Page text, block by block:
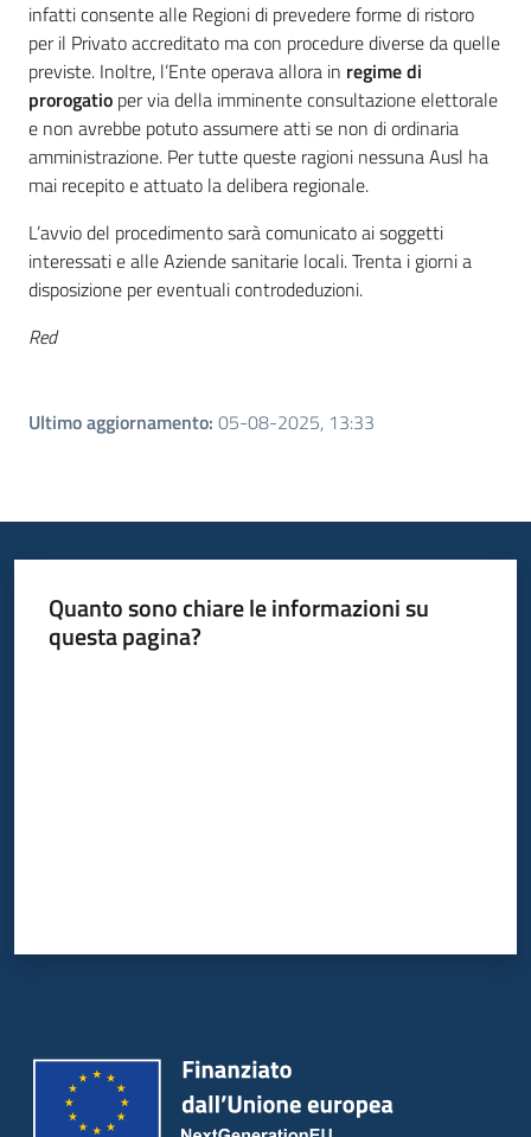
infatti consente alle Regioni di prevedere forme di ristoro
per il Privato accreditato ma con procedure diverse da quelle
previste. Inoltre, l’Ente operava allora in regime di
prorogatio per via della imminente consultazione elettorale
e non avrebbe potuto assumere atti se non di ordinaria
amministrazione. Per tutte queste ragioni nessuna Ausl ha
mai recepito e attuato la delibera regionale.
L’avvio del procedimento sarà comunicato ai soggetti
interessati e alle Aziende sanitarie locali. Trenta i giorni a
disposizione per eventuali controdeduzioni.
Red
Ultimo aggiornamento: 05-08-2025, 13:33
Quanto sono chiare le informazioni su
questa pagina?